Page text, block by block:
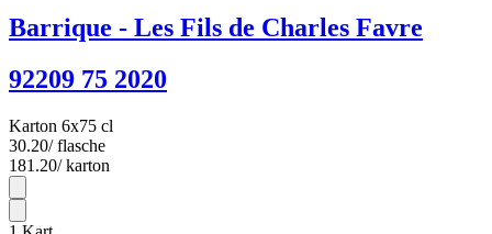
Barrique - Les Fils de Charles Favre
92209 75 2020
Karton 6x75 cl
30.20/ flasche
181.20/ karton